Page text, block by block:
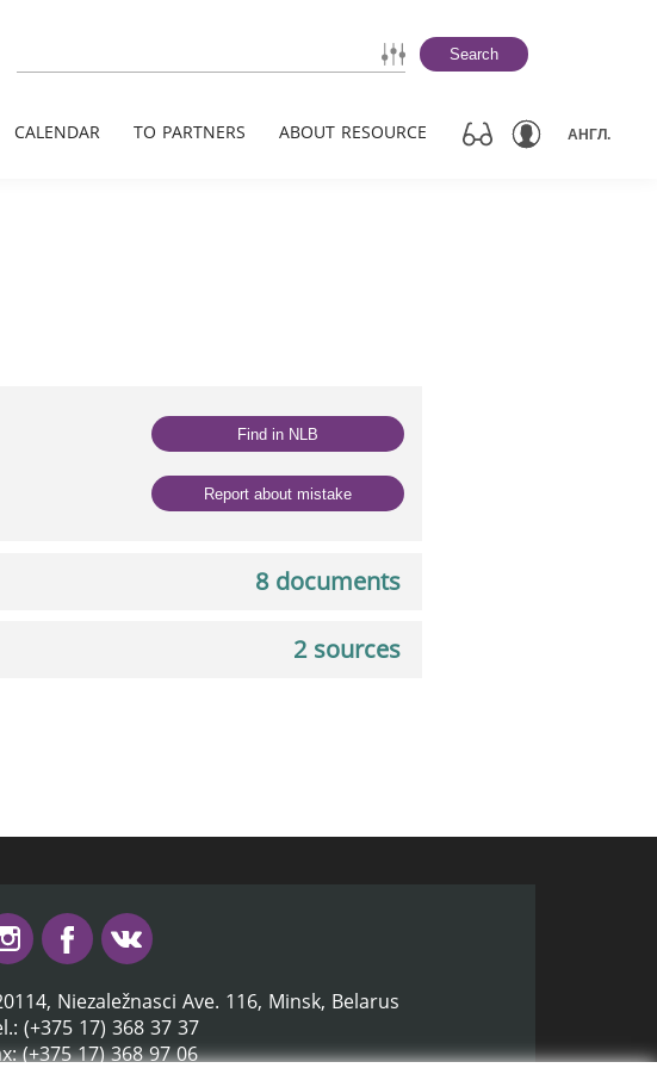
Search
CALENDAR TO PARTNERS ABOUT RESOURCE АНГЛ.
Find in NLB
Report about mistake
8 documents
2 sources
Niezaležnasci Ave. 116, Minsk, Belarus
(+375 17) 368 37 37
(+375 17) 368 97 06